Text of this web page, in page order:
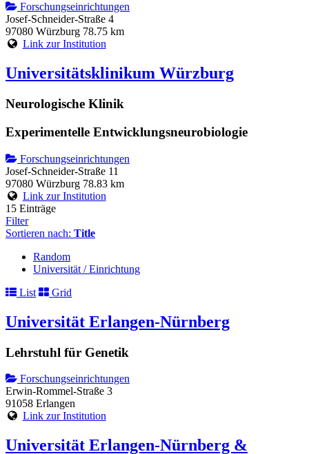
Forschungseinrichtungen
Josef-Schneider-Straße 4
97080 Würzburg 78.75 km
Link zur Institution
Universitätsklinikum Würzburg
Neurologische Klinik
Experimentelle Entwicklungsneurobiologie
Forschungseinrichtungen
Josef-Schneider-Straße 11
97080 Würzburg 78.83 km
Link zur Institution
15 Einträge
Filter
Sortieren nach: Title
Random
Universität / Einrichtung
List
Grid
Universität Erlangen-Nürnberg
Lehrstuhl für Genetik
Forschungseinrichtungen
Erwin-Rommel-Straße 3
91058 Erlangen
Link zur Institution
Universität Erlangen-Nürnberg &